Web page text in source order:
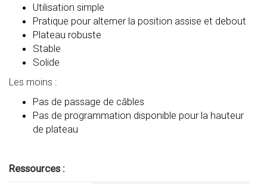
Utilisation simple
Pratique pour alterner la position assise et debout
Plateau robuste
Stable
Solide
Les moins :
Pas de passage de câbles
Pas de programmation disponible pour la hauteur
de plateau
Ressources :